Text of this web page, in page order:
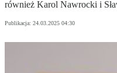
również Karol Nawrocki i
Publikacja: 24.03.2025 04:30